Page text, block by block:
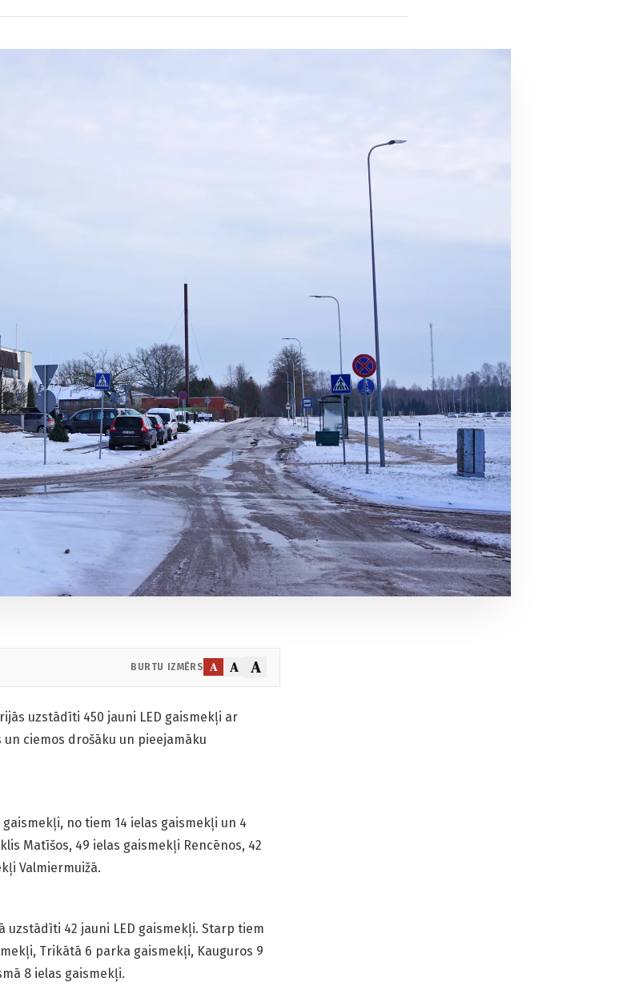
BURTU IZMĒRS A A A
uzstādīti 450 jauni LED gaismekļi ar
ciemos drošāku un pieejamāku
no tiem 14 ielas gaismekļi un 4
Matīšos, 49 ielas gaismekļi Rencēnos, 42
Valmiermuižā.
42 jauni LED gaismekļi. Starp tiem
Trikātā 6 parka gaismekļi, Kauguros 9
8 ielas gaismekļi.